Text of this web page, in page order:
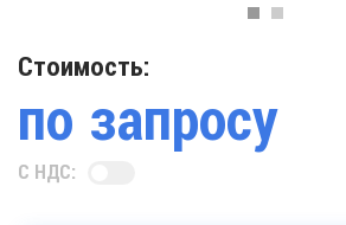
Стоимость:
по запросу
С НДС: